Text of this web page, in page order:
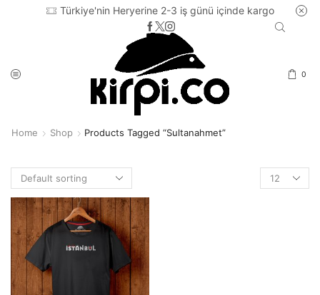
Türkiye'nin Heryerine 2-3 iş günü içinde kargo
0
Home Shop Products Tagged “sultanahmet”
Products
per